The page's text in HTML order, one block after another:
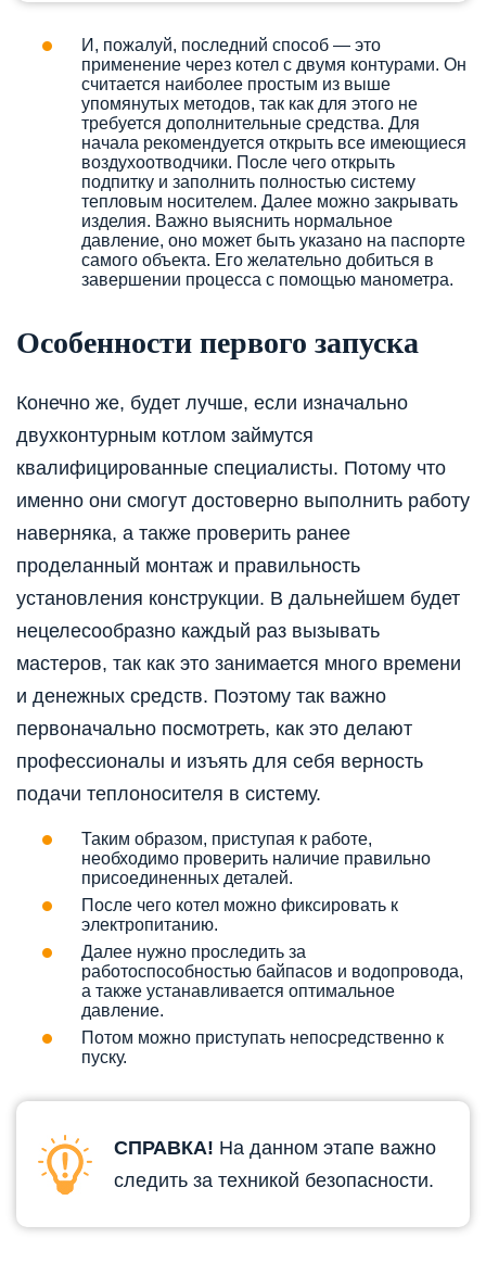
И, пожалуй, последний способ — это
применение через котел с двумя контурами. Он
считается наиболее простым из выше
упомянутых методов, так как для этого не
требуется дополнительные средства. Для
начала рекомендуется открыть все имеющиеся
воздухоотводчики. После чего открыть
подпитку и заполнить полностью систему
тепловым носителем. Далее можно закрывать
изделия. Важно выяснить нормальное
давление, оно может быть указано на паспорте
самого объекта. Его желательно добиться в
завершении процесса с помощью манометра.
Особенности первого запуска
Конечно же, будет лучше, если изначально
двухконтурным котлом займутся
квалифицированные специалисты. Потому что
именно они смогут достоверно выполнить работу
наверняка, а также проверить ранее
проделанный монтаж и правильность
установления конструкции. В дальнейшем будет
нецелесообразно каждый раз вызывать
мастеров, так как это занимается много времени
и денежных средств. Поэтому так важно
первоначально посмотреть, как это делают
профессионалы и изъять для себя верность
подачи теплоносителя в систему.
Таким образом, приступая к работе,
необходимо проверить наличие правильно
присоединенных деталей.
После чего котел можно фиксировать к
электропитанию.
Далее нужно проследить за
работоспособностью байпасов и водопровода,
а также устанавливается оптимальное
давление.
Потом можно приступать непосредственно к
пуску.
СПРАВКА! На данном этапе важно
следить за техникой безопасности.